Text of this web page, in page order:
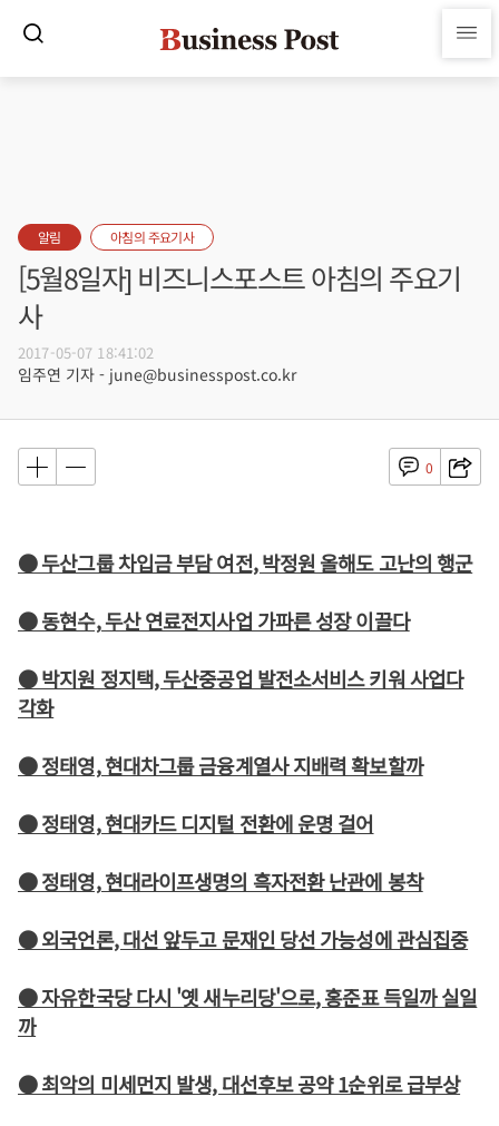
알림 아침의 주요기사
[5월8일자] 비즈니스포스트 아침의 주요기
사
2017-05-07 18:41:02
임주연 기자 - june@businesspost.co.kr
0
● 두산그룹 차입금 부담 여전, 박정원 올해도 고난의 행군
● 동현수, 두산 연료전지사업 가파른 성장 이끌다
● 박지원 정지택, 두산중공업 발전소서비스 키워 사업다
각화
● 정태영, 현대차그룹 금융계열사 지배력 확보할까
● 정태영, 현대카드 디지털 전환에 운명 걸어
● 정태영, 현대라이프생명의 흑자전환 난관에 봉착
● 외국언론, 대선 앞두고 문재인 당선 가능성에 관심집중
● 자유한국당 다시 '옛 새누리당'으로, 홍준표 득일까 실일
까
● 최악의 미세먼지 발생, 대선후보 공약 1순위로 급부상